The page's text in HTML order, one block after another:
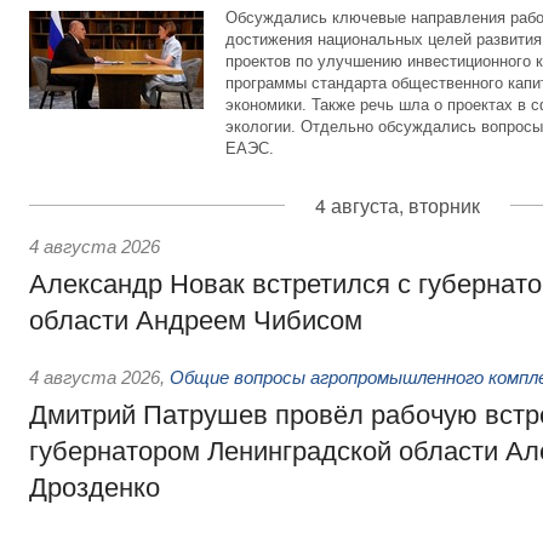
Обсуждались ключевые направления
достижения национальных целей
проектов по улучшению инвестиционного
программы стандарта общественного
экономики. Также речь шла о проектах в
экологии. Отдельно обсуждались
ЕАЭС.
4 августа, вторник
4 августа 2026
Александр Новак встретился с
области Андреем Чибисом
4 августа 2026, Общие вопросы агропромышленного
Дмитрий Патрушев провёл рабочую
губернатором Ленинградской области
Дрозденко